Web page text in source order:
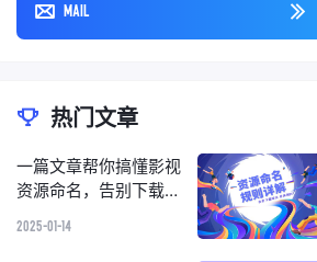
Mail
热门文章
一篇文章帮你搞懂影视
资源命名，告别下载
2025-01-14